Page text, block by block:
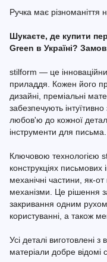
Ручка має різноманіття
Шукаєте, де купити
Green в Україні?
stilform — це
приладдя. Кожен його
дизайні, преміальні
забезпечують
любов'ю до кожної
інструменти для письма.
Ключовою технологією
конструкціях письмових
механічні частини, як-
механізми. Це рішення
закривання одним
користуванні, а також
Усі деталі виготовлені
матеріали добре відомі